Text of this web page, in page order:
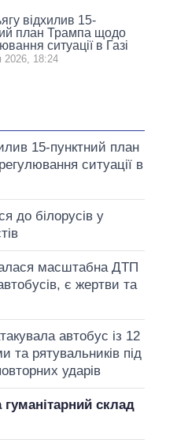
відхилив 15-
план Трампа щодо
ситуації в Газі
2026, 18:24
15-пунктний план
ситуації в
до білорусів у
масштабна ДТП
є жертви та
автобус із 12
та рятувальників під
ударів
склад